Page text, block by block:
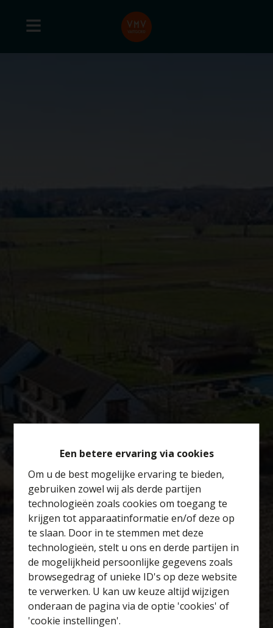
Een betere ervaring via cookies
Om u de best mogelijke ervaring te bieden,
gebruiken zowel wij als derde partijen
technologieën zoals cookies om toegang te
krijgen tot apparaatinformatie en/of deze op
te slaan. Door in te stemmen met deze
technologieën, stelt u ons en derde partijen in
de mogelijkheid persoonlijke gegevens zoals
browsegedrag of unieke ID's op deze website
te verwerken. U kan uw keuze altijd wijzigen
onderaan de pagina via de optie 'cookies' of
'cookie instellingen'.
Benieuwd naar de
waarde van je huis?
Gratis schatting